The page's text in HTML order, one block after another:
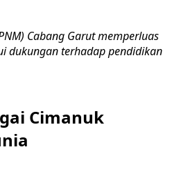
Cabang Garut memperluas
dukungan terhadap pendidikan
Cimanuk